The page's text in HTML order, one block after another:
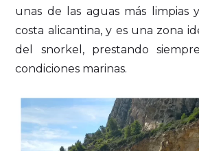
unas de las aguas más limpias
costa alicantina, y es una zona
del snorkel, prestando
condiciones marinas.